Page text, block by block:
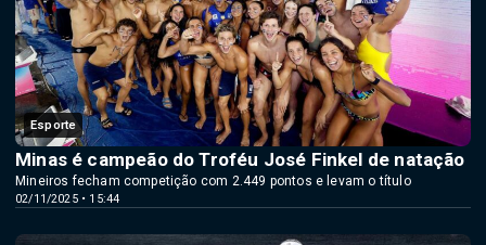
Esporte
02/11/2025 • 15:44
Minas é campeão do Troféu José Finkel de natação
Mineiros fecham competição com 2.449 pontos e levam o título